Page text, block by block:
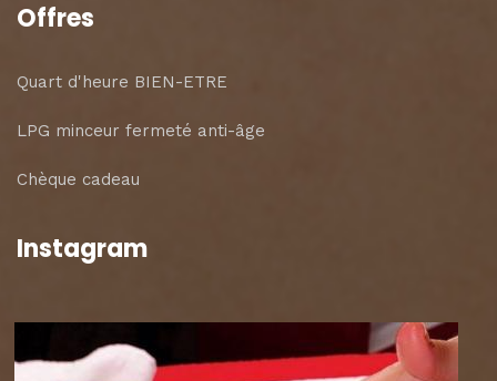
Offres
Quart d'heure BIEN-ETRE
LPG minceur fermeté anti-âge
Chèque cadeau
Instagram